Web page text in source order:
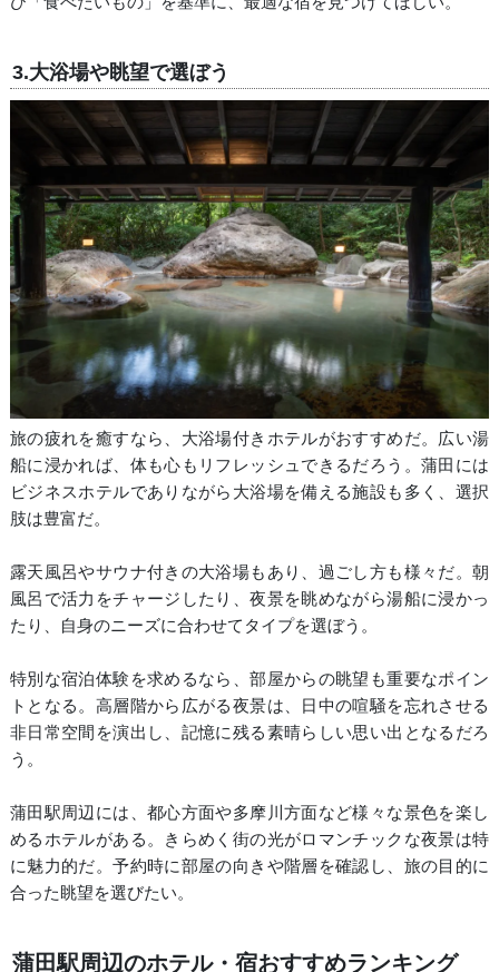
3.大浴場や眺望で選ぼう
旅の疲れを癒すなら、大浴場付きホテルがおすすめだ。広い湯
船に浸かれば、体も心もリフレッシュできるだろう。蒲田には
ビジネスホテルでありながら大浴場を備える施設も多く、選択
肢は豊富だ。
露天風呂やサウナ付きの大浴場もあり、過ごし方も様々だ。朝
風呂で活力をチャージしたり、夜景を眺めながら湯船に浸かっ
たり、自身のニーズに合わせてタイプを選ぼう。
特別な宿泊体験を求めるなら、部屋からの眺望も重要なポイン
トとなる。高層階から広がる夜景は、日中の喧騒を忘れさせる
非日常空間を演出し、記憶に残る素晴らしい思い出となるだろ
う。
蒲田駅周辺には、都心方面や多摩川方面など様々な景色を楽し
めるホテルがある。きらめく街の光がロマンチックな夜景は特
に魅力的だ。予約時に部屋の向きや階層を確認し、旅の目的に
合った眺望を選びたい。
蒲田駅周辺のホテル・宿おすすめランキング